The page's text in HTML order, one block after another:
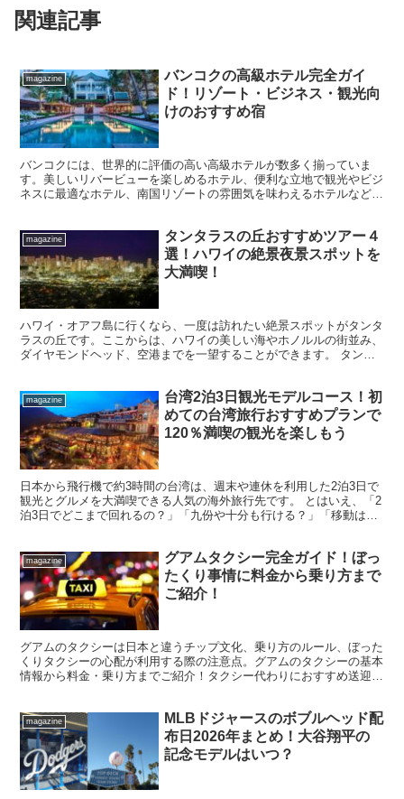
関連記事
magazine
バンコクの高級ホテル完全ガイ
ド！リゾート・ビジネス・観光向
けのおすすめ宿
バンコクには、世界的に評価の高い高級ホテルが数多く揃っていま
す。美しいリバービューを楽しめるホテル、便利な立地で観光やビジ
ネスに最適なホテル、南国リゾートの雰囲気を味わえるホテルなど、
magazine
タンタラスの丘おすすめツアー４
選！ハワイの絶景夜景スポットを
大満喫！
ハワイ・オアフ島に行くなら、一度は訪れたい絶景スポットがタンタ
ラスの丘です。ここからは、ハワイの美しい海やホノルルの街並み、
ダイヤモンドヘッド、空港までを一望することができます。 タンタ
magazine
台湾2泊3日観光モデルコース！初
めての台湾旅行おすすめプランで
120％満喫の観光を楽しもう
日本から飛行機で約3時間の台湾は、週末や連休を利用した2泊3日で
観光とグルメを大満喫できる人気の海外旅行先です。 とはいえ、「2
泊3日でどこまで回れるの？」「九份や十分も行ける？」「移動は難
magazine
グアムタクシー完全ガイド！ぼっ
たくり事情に料金から乗り方まで
ご紹介！
グアムのタクシーは日本と違うチップ文化、乗り方のルール、ぼった
くりタクシーの心配が利用する際の注意点。グアムのタクシーの基本
情報から料金・乗り方までご紹介！タクシー代わりにおすすめ送迎サ
magazine
MLBドジャースのボブルヘッド配
布日2026年まとめ！大谷翔平の
記念モデルはいつ？